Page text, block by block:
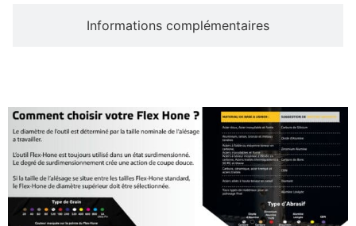
Informations complémentaires